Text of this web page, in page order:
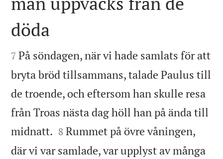

döda

7 På söndagen, när vi hade samlats för att
bryta bröd tillsammans, talade Paulus till
de troende, och eftersom han skulle resa
från Troas nästa dag höll han på ända till
midnatt. 

8 Rummet på övre våningen,
där vi var samlade, var upplyst av många